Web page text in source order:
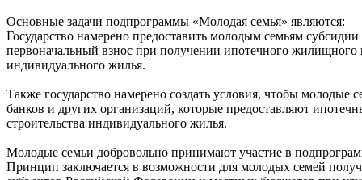
Основные задачи подпрограммы «Молодая семья» являются:
Государство намерено предоставить молодым семьям
первоначальный взнос при получении ипотечного жилищного
индивидуального жилья.
Также государство намерено создать условия, чтобы молодые
банков и других организаций, которые предоставляют
строительства индивидуального жилья.
Молодые семьи добровольно принимают участие в
Принцип заключается в возможности для молодых семей